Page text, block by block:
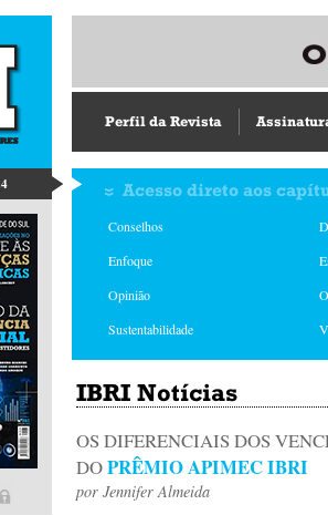
Perfil da Revista
Acesso direto aos
Conselhos
Enfoque
Opinião
Sustentabilidade
IBRI Notícias
OS DIFERENCIAIS DOS
DOPRÊMIO APIMEC IBRI
por Jennifer Almeida